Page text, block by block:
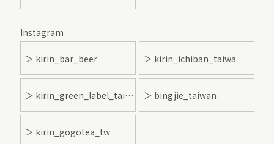
Instagram
＞ kirin_bar_beer ＞ kirin_ichiban_taiwa
＞ kirin_green_label_taiwan ＞ bingjie_taiwan
＞ kirin_gogotea_tw